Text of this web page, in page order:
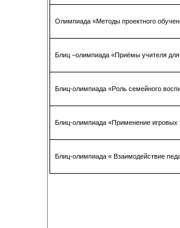
Олимпиада «Методы проектного
Блиц –олимпиада «Приёмы учителя
Блиц-олимпиада «Роль семейного
Блиц-олимпиада «Применение игровых
Блиц-олимпиада « Взаимодействие